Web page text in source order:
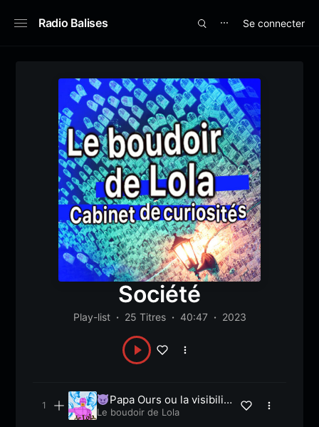
Radio Balises ⋯ Se connecter
Société
Play-list 25 Titres 40:47 2023
Papa Ours ou la visibilité
à 2 jours -Lola61
Le boudoir de Lola